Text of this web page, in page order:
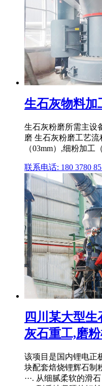
生石灰物料加
生石灰粉磨所需主设
磨 生石灰粉磨工艺
（03mm）,细粉加工
联系电话: 180 3780
四川某大型
灰石重工,磨
该项目是国内锂电正
块配套焙烧锂辉石制
···. 从细腻柔软的滑